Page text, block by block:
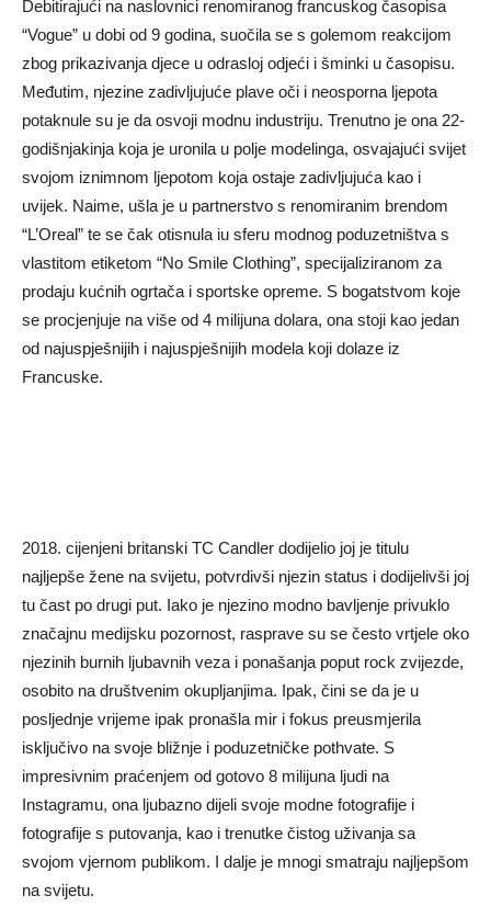
Debitirajući na naslovnici renomiranog francuskog časopisa
“Vogue” u dobi od 9 godina, suočila se s golemom reakcijom
zbog prikazivanja djece u odrasloj odjeći i šminki u časopisu.
Međutim, njezine zadivljujuće plave oči i neosporna ljepota
potaknule su je da osvoji modnu industriju. Trenutno je ona 22-
godišnjakinja koja je uronila u polje modelinga, osvajajući svijet
svojom iznimnom ljepotom koja ostaje zadivljujuća kao i
uvijek. Naime, ušla je u partnerstvo s renomiranim brendom
“L’Oreal” te se čak otisnula iu sferu modnog poduzetništva s
vlastitom etiketom “No Smile Clothing”, specijaliziranom za
prodaju kućnih ogrtača i sportske opreme. S bogatstvom koje
se procjenjuje na više od 4 milijuna dolara, ona stoji kao jedan
od najuspješnijih i najuspješnijih modela koji dolaze iz
Francuske.
2018. cijenjeni britanski TC Candler dodijelio joj je titulu
najljepše žene na svijetu, potvrdivši njezin status i dodijelivši joj
tu čast po drugi put. Iako je njezino modno bavljenje privuklo
značajnu medijsku pozornost, rasprave su se često vrtjele oko
njezinih burnih ljubavnih veza i ponašanja poput rock zvijezde,
osobito na društvenim okupljanjima. Ipak, čini se da je u
posljednje vrijeme ipak pronašla mir i fokus preusmjerila
isključivo na svoje bližnje i poduzetničke pothvate. S
impresivnim praćenjem od gotovo 8 milijuna ljudi na
Instagramu, ona ljubazno dijeli svoje modne fotografije i
fotografije s putovanja, kao i trenutke čistog uživanja sa
svojom vjernom publikom. I dalje je mnogi smatraju najljepšom
na svijetu.